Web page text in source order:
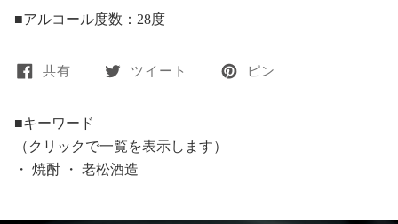
■アルコール度数：28度
共有 ツイート ピン
■キーワード
（クリックで一覧を表示します）
・ 焼酎 ・ 老松酒造